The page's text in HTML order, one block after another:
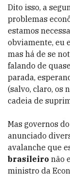
Dito isso, a
problemas
estamos
obviamente, eu
mas há de se
falando de
parada,
(salvo, claro, os
cadeia de
Mas governos
anunciado
avalanche que
brasileiro não
ministro da